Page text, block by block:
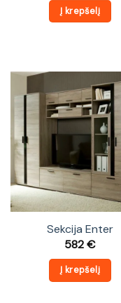
Į krepšelį
Sekcija Enter
582€
Į krepšelį